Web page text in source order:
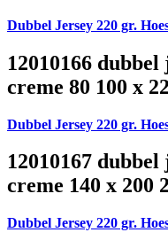
Dubbel Jersey 220 gr.
12010166
creme 80 100 x
Dubbel Jersey 220 gr.
12010167
creme 140 x 200
Dubbel Jersey 220 gr.